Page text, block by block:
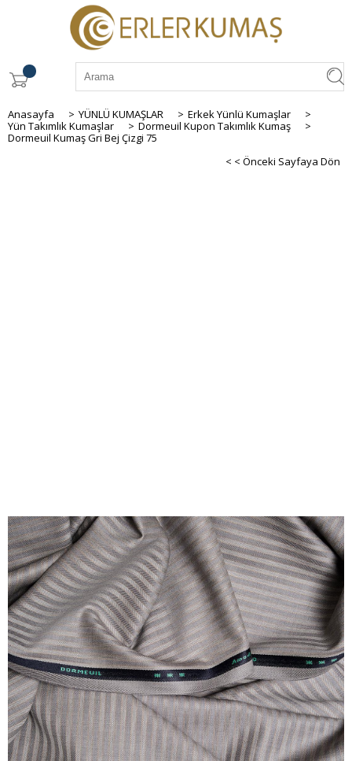
Anasayfa > YÜNLÜ KUMAŞLAR > Erkek Yünlü Kumaşlar
>
Yün Takımlık Kumaşlar
> Dormeuil Kupon Takımlık Kumaş
>
Dormeuil Kumaş Gri Bej Çizgi 75
< < Önceki Sayfaya Dön